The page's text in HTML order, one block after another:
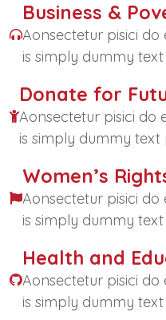
Business &
Aonsectetur pisici
is simply dummy
Donate for
Aonsectetur pisici do
is simply dummy text
Women’s
Aonsectetur pisici
is simply dummy
Health and
Aonsectetur pisici
is simply dummy